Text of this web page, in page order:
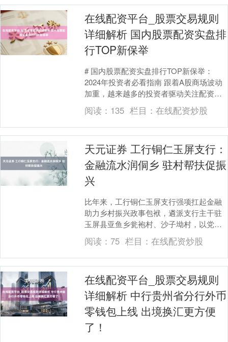
在线配资平台_股票交易规则
详细解析 国内股票配资实盘排
行TOP新保举
# 国内股票配资实盘排行TOP新保举：
2024年投资者必看指南 跟着A股商场波动
加重，越来越多的投资者驱动关注配资渠
谈，盼愿通过杠杆效应放大收益。干系
词，在鱼龙....
阅读： 135 栏目： 在线配资炒股
天元证券 工行铜仁玉屏支行：
金融流水润侗乡 驻村帮扶促振
兴
比年来，工行铜仁玉屏支行强项扛起金融
助力乡村振兴政事包袱，遴派支行主干驻
玉屏县亚鱼乡瓮袍村、沙子坳村，以党建
为引颈、以金融为纽带、以产业为中枢、
以民生为根柢，统....
阅读：75 栏目： 在线配资炒股
在线配资平台_股票交易规则
详细解析 中行贵州省分行外币
零钱包上线 出境换汇更方便
了！